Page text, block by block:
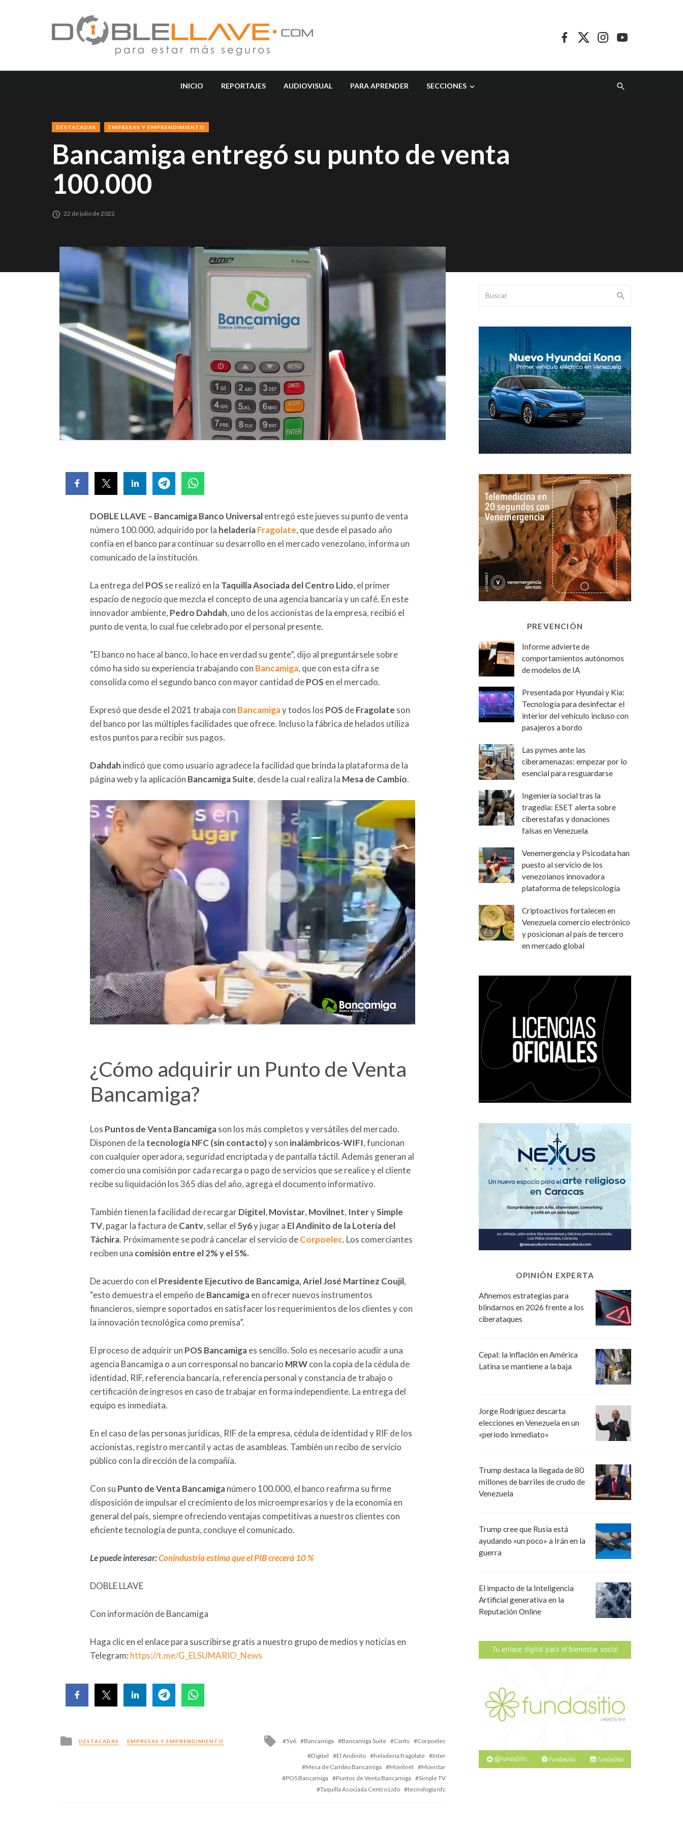
INICIO REPORTAJES AUDIOVISUAL PARA APRENDER SECCIONES
DESTACADAS EMPRESAS Y EMPRENDIMIENTO
Bancamiga entregó su punto de venta
100.000
22 de julio de 2022
DOBLE LLAVE – Bancamiga Banco Universalentregó este jueves su punto de venta
número 100.000, adquirido por la heladeríaFragolate, que desde el pasado año
confía en el banco para continuar su desarrollo en el mercado venezolano, informa un
comunicado de la institución.
La entrega del POS se realizó en la Taquilla Asociada del Centro Lido, el primer
espacio de negocio que mezcla el concepto de una agencia bancaria y un café. En este
innovador ambiente, Pedro Dahdah, uno de los accionistas de la empresa, recibió el
punto de venta, lo cual fue celebrado por el personal presente.
“El banco no hace al banco, lo hace en verdad su gente”, dijo al preguntársele sobre
cómo ha sido su experiencia trabajando con Bancamiga, que con esta cifra se
consolida como el segundo banco con mayor cantidad dePOS en el mercado.
Expresó que desde el 2021 trabaja con Bancamigay todos los POS deFragolate son
del banco por las múltiples facilidades que ofrece. Incluso la fábrica de helados utiliza
estos puntos para recibir sus pagos.
Dahdah indicó que como usuario agradece la facilidad que brinda la plataforma de la
página web y la aplicación Bancamiga Suite, desde la cual realiza la Mesa de Cambio.
¿Cómo adquirir un Punto de Venta
Bancamiga?
Los Puntos de Venta Bancamigason los más completos y versátiles del mercado.
Disponen de la tecnología NFC (sin contacto)y son inalámbricos-WIFI, funcionan
con cualquier operadora, seguridad encriptada y de pantalla táctil. Además generan al
comercio una comisión por cada recarga o pago de servicios que se realice y el cliente
recibe su liquidación los 365 días del año, agrega el documento informativo.
También tienen la facilidad de recargarDigitel, Movistar, Movilnet, InterySimple
TV, pagar la factura deCantv, sellar el 5y6y jugar a El Andinito de la Lotería del
Táchira. Próximamente se podrá cancelar el servicio deCorpoelec. Los comerciantes
reciben una comisión entre el 2% y el 5%.
De acuerdo con el Presidente Ejecutivo de Bancamiga, Ariel José Martínez Coujil,
“esto demuestra el empeño deBancamigaen ofrecer nuevos instrumentos
financieros, siempre soportados en satisfacer los requerimientos de los clientes y con
la innovación tecnológica como premisa”.
El proceso de adquirir un POS Bancamigaes sencillo. Solo es necesario acudir a una
agencia Bancamiga o a un corresponsal no bancario MRWcon la copia de la cédula de
identidad, RIF, referencia bancaria, referencia personal y constancia de trabajo o
certificación de ingresos en caso de trabajar en forma independiente. La entrega del
equipo es inmediata.
En el caso de las personas jurídicas, RIF de la empresa, cédula de identidad y RIF de los
accionistas, registro mercantil y actas de asambleas. También un recibo de servicio
público con la dirección de la compañía.
Con su Punto de Venta Bancamiganúmero 100.000, el banco reafirma su firme
disposición de impulsar el crecimiento de los microempresarios y de la economía en
general del país, siempre ofreciendo ventajas competitivas a nuestros clientes con
eficiente tecnología de punta, concluye el comunicado.
Le puede interesar:Conindustria estima que el PIB crecerá 10 %
DOBLE LLAVE
Con información de Bancamiga
Haga clic en el enlace para suscribirse gratis a nuestro grupo de medios y noticias en
Telegram: https://t.me/G_ELSUMARIO_News
Posted
in
DESTACADAS EMPRESAS Y EMPRENDIMIENTO
Tagged
with
5y6 Bancamiga Bancamiga Suite Cantv
Corpoelec
Digitel
El Andinito heladería fragolate
Inter
Mesa de Cambio Bancamiga
Movilnet
Movistar
POS Bancamiga
Puntos de Venta Bancamiga
Simple TV
Taquilla Asociada Centro Lido
tecnología nfc
PREVENCIÓN
Informe advierte de
comportamientos autónomos
de modelos de IA
Presentada por Hyundai y Kia:
Tecnología para desinfectar el
interior del vehículo incluso con
pasajeros a bordo
Las pymes ante las
ciberamenazas: empezar por lo
esencial para resguardarse
Ingeniería social tras la
tragedia: ESET alerta sobre
ciberestafas y donaciones
falsas en Venezuela
Venemergencia y Psicodata han
puesto al servicio de los
venezolanos innovadora
plataforma de telepsicología
Criptoactivos fortalecen en
Venezuela comercio electrónico
y posicionan al país de tercero
en mercado global
OPINIÓN EXPERTA
Afinemos estrategias para
blindarnos en 2026 frente a los
ciberataques
Cepal: la inflación en América
Latina se mantiene a la baja
Jorge Rodríguez descarta
elecciones en Venezuela en un
«periodo inmediato»
Trump destaca la llegada de 80
millones de barriles de crudo de
Venezuela
Trump cree que Rusia está
ayudando «un poco» a Irán en la
guerra
El impacto de la Inteligencia
Artificial generativa en la
Reputación Online